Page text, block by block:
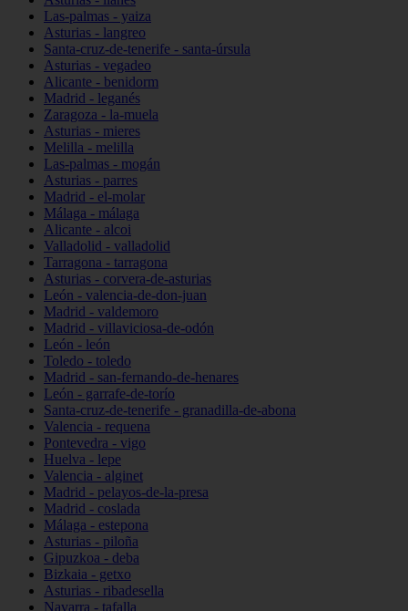
Las-palmas - yaiza
Asturias - langreo
Santa-cruz-de-tenerife - santa-úrsula
Asturias - vegadeo
Alicante - benidorm
Madrid - leganés
Zaragoza - la-muela
Asturias - mieres
Melilla - melilla
Las-palmas - mogán
Asturias - parres
Madrid - el-molar
Málaga - málaga
Alicante - alcoi
Valladolid - valladolid
Tarragona - tarragona
Asturias - corvera-de-asturias
León - valencia-de-don-juan
Madrid - valdemoro
Madrid - villaviciosa-de-odón
León - león
Toledo - toledo
Madrid - san-fernando-de-henares
León - garrafe-de-torío
Santa-cruz-de-tenerife - granadilla-de-abona
Valencia - requena
Pontevedra - vigo
Huelva - lepe
Valencia - alginet
Madrid - pelayos-de-la-presa
Madrid - coslada
Málaga - estepona
Asturias - piloña
Gipuzkoa - deba
Bizkaia - getxo
Asturias - ribadesella
Navarra - tafalla